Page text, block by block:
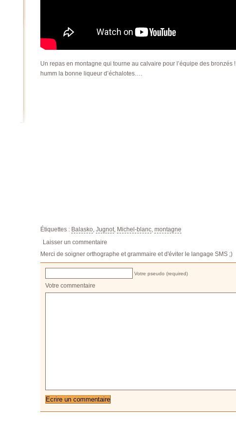
Un repas en montagne qui tourne au calvaire pour l’équipe des bronzés !
humm la bonne liqueur d’échalotes….
Étiquettes : Balasko, Jugnot, Michel-blanc, montagne
Laisser un commentaire
Merci de soigner orthographe et grammaire et d'éviter le langage SMS ;)
Votre pseudo (required)
Votre commentaire